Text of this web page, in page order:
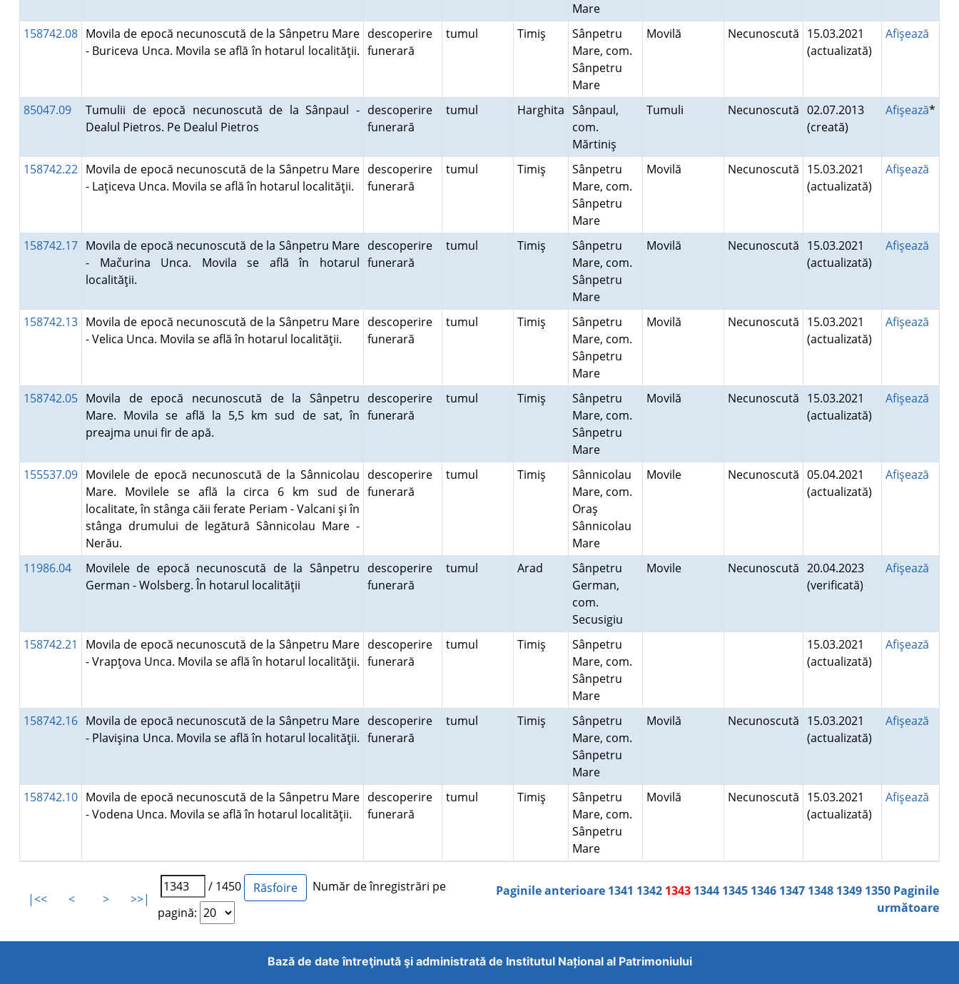
Mare
158742.08 Movila de epocă necunoscută de la Sânpetru Mare
- Buriceva Unca. Movila se află în hotarul localităţii.
descoperire
funerară
tumul Timiş
Sânpetru
Mare, com.
Sânpetru
Mare
Movilă Necunoscută 15.03.2021
(actualizată)
Afişează
85047.09
Tumulii de epocă necunoscută de la Sânpaul -
Dealul Pietros. Pe Dealul Pietros
descoperire
funerară
tumul Harghita Sânpaul,
com.
Mărtiniş
Tumuli Necunoscută 02.07.2013
(creată)
Afişează*
158742.22 Movila de epocă necunoscută de la Sânpetru Mare
- Laţiceva Unca. Movila se află în hotarul localităţii.
descoperire
funerară
tumul Timiş
Sânpetru
Mare, com.
Sânpetru
Mare
Movilă Necunoscută 15.03.2021
(actualizată)
Afişează
158742.17 Movila de epocă necunoscută de la Sânpetru Mare
- Mačurina Unca. Movila se află în hotarul
localităţii.
descoperire
funerară
tumul Timiş
Sânpetru
Mare, com.
Sânpetru
Mare
Movilă Necunoscută 15.03.2021
(actualizată)
Afişează
158742.13 Movila de epocă necunoscută de la Sânpetru Mare
- Velica Unca. Movila se află în hotarul localităţii.
descoperire
funerară
tumul Timiş
Sânpetru
Mare, com.
Sânpetru
Mare
Movilă Necunoscută 15.03.2021
(actualizată)
Afişează
158742.05 Movila de epocă necunoscută de la Sânpetru
Mare. Movila se află la 5,5 km sud de sat, în
preajma unui fir de apă.
descoperire
funerară
tumul Timiş
Sânpetru
Mare, com.
Sânpetru
Mare
Movilă Necunoscută 15.03.2021
(actualizată)
Afişează
155537.09 Movilele de epocă necunoscută de la Sânnicolau
Mare. Movilele se află la circa 6 km sud de
localitate, în stânga căii ferate Periam - Valcani şi în
stânga drumului de legătură Sânnicolau Mare -
Nerău.
descoperire
funerară
tumul Timiş
Sânnicolau
Mare, com.
Oraş
Sânnicolau
Mare
Movile Necunoscută 05.04.2021
(actualizată)
Afişează
11986.04
Movilele de epocă necunoscută de la Sânpetru
German - Wolsberg. În hotarul localităţii
descoperire
funerară
tumul Arad
Sânpetru
German,
com.
Secusigiu
Movile Necunoscută 20.04.2023
(verificată)
Afişează
158742.21
Movila de epocă necunoscută de la Sânpetru Mare
- Vrapţova Unca. Movila se află în hotarul localităţii.
descoperire
funerară
tumul Timiş
Sânpetru
Mare, com.
Sânpetru
Mare
15.03.2021
(actualizată)
Afişează
158742.16 Movila de epocă necunoscută de la Sânpetru Mare
- Plavişina Unca. Movila se află în hotarul localităţii.
descoperire
funerară
tumul Timiş
Sânpetru
Mare, com.
Sânpetru
Mare
Movilă Necunoscută 15.03.2021
(actualizată)
Afişează
158742.10 Movila de epocă necunoscută de la Sânpetru Mare
- Vodena Unca. Movila se află în hotarul localităţii.
descoperire
funerară
tumul Timiş
Sânpetru
Mare, com.
Sânpetru
Mare
Movilă Necunoscută 15.03.2021
(actualizată)
Afişează
|<< < > >>|
/ 1450
Număr de înregistrări pe
pagină:
Paginile anterioare 1341 1342 1343 1344 1345 1346 1347 1348 1349 1350 Paginile
următoare
Bază de date întreţinută şi administrată de Institutul Național al Patrimoniului